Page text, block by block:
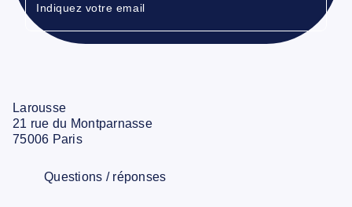
Indiquez votre email
Larousse
21 rue du Montparnasse
75006 Paris
Questions / réponses